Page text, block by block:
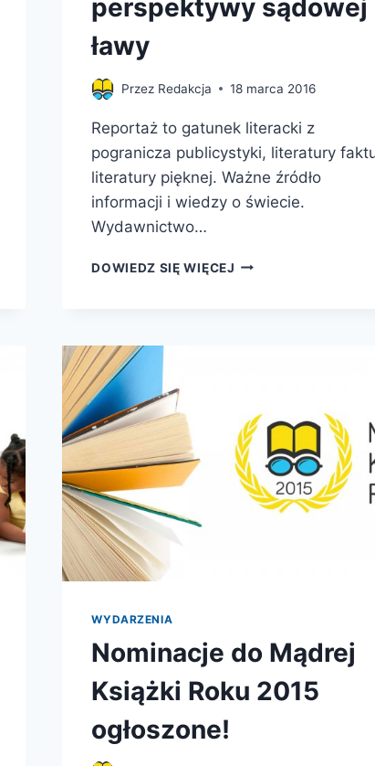
perspektywy sądowej
ławy
Przez Redakcja 18 marca 2016
Reportaż to gatunek literacki z
pogranicza publicystyki, literatury
literatury pięknej. Ważne źródło
informacji i wiedzy o świecie.
Wydawnictwo…
DOWIEDZ SIĘ WIĘCEJ MIŁOŚĆ,
WYDARZENIA
Nominacje do Mądrej
Książki Roku 2015
ogłoszone!